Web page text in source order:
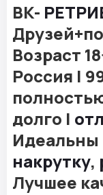
ВК-
Возраст
Россия |
долго |
Идеальны
накрутку,
Лучшее